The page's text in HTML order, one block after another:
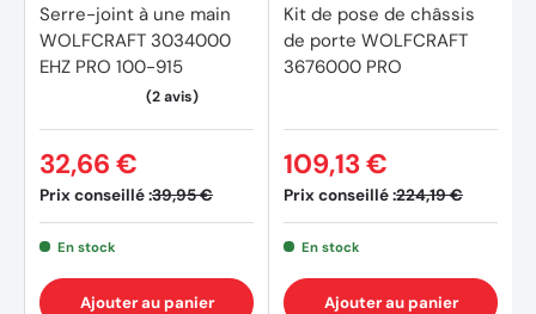
Serre-joint à une main
WOLFCRAFT 3034000
EHZ PRO 100-915
Prix conseillé :39,95 €
32,66 €
En stock
Ajouter au panier
Kit de pose de châssis
de porte WOLFCRAFT
3676000 PRO
Prix conseillé :224,19 €
109,13 €
En stock
Ajouter au panier